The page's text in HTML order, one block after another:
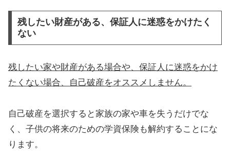
残したい財産がある、保証人に迷惑をかけたく
ない
残したい家や財産がある場合や、保証人に迷惑をかけ
たくない場合、自己破産をオススメしません。
自己破産を選択すると家族の家や車を失うだけでな
く、子供の将来のための学資保険も解約することにな
ります。